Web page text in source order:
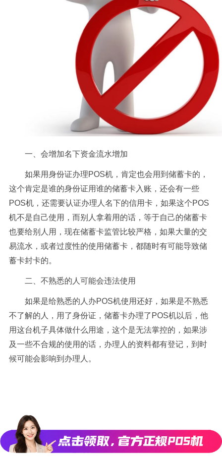
一 会增加名下资金流水增加
如果用身份证办理POS机，肯定也会用到储蓄卡的，
这个肯定是谁的身份证用谁的储蓄卡入账，还会有一些
POS机，还需要认证办理人名下的信用卡，如果这个POS
机不是自己使用，而别人拿着用的话，等于自己的储蓄卡
也要给别人用，现在储蓄卡监管比较严格，如果大量的交
易流水，或者过度性的使用储蓄卡，都随时有可能导致储
蓄卡封卡的。
二 不熟悉的人可能会违法使用
如果是给熟悉的人办POS机使用还好，如果是不熟悉
不了解的人，用了身份证，储蓄卡办理了POS机以后，他
用这台机子具体做什么用途，这个是无法掌控的，如果涉
及一些不合规的使用的话，办理人的资料都有登记，到时
候可能会影响到办理人。